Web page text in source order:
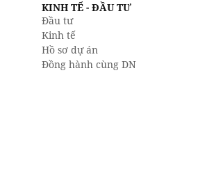
KINH TẾ - ĐẦU TƯ
Đầu tư
Kinh tế
Hồ sơ dự án
Đồng hành cùng DN